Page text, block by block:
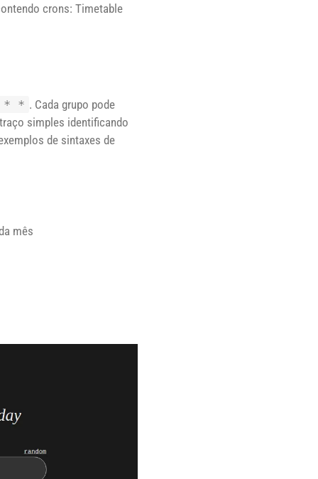
crons: Timetable
* . Cada grupo pode
simples identificando
de sintaxes de
mês